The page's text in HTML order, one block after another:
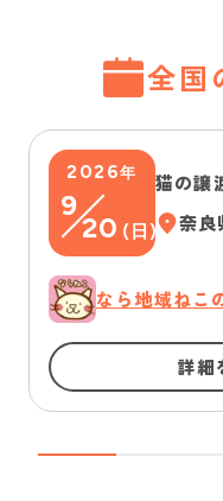
全国
2026年
9
20 ( 日)
猫の譲
奈良
なら地域ねこ
詳細